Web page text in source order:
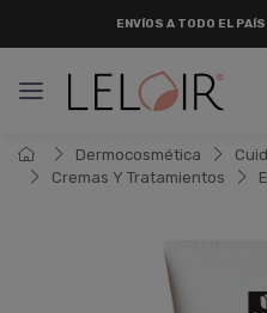
ENVÍOS A TODO EL
Dermocosmética
Cremas Y Tratamientos